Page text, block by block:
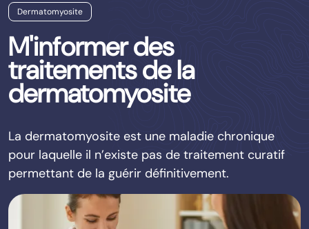
Dermatomyosite
M'informer des
traitements de la
dermatomyosite
La dermatomyosite est une maladie chronique
pour laquelle il n’existe pas de traitement curatif
permettant de la guérir définitivement.